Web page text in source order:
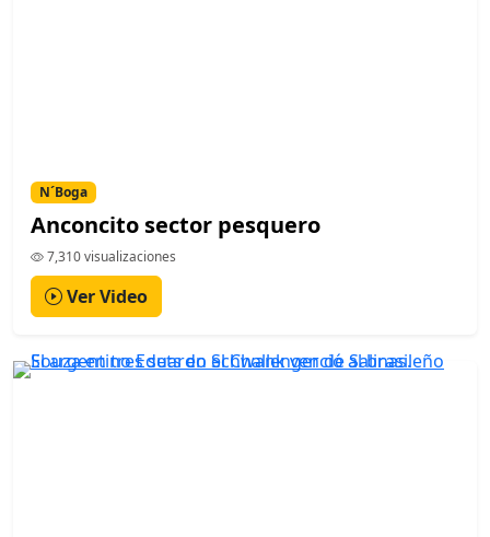
N´Boga
Anconcito sector pesquero
7,310 visualizaciones
Ver Video